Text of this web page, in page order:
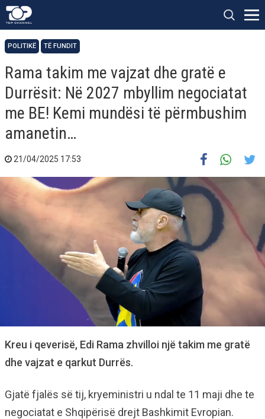
POLITIKË TË FUNDIT
Rama takim me vajzat dhe gratë e
Durrësit: Në 2027 mbyllim negociatat
me BE! Kemi mundësi të përmbushim
amanetin…
21/04/2025 17:53
Kreu i qeverisë, Edi Rama zhvilloi një takim me gratë
dhe vajzat e qarkut Durrës.
Gjatë fjalës së tij, kryeministri u ndal te 11 maji dhe te
negociatat e Shqipërisë drejt Bashkimit Evropian.